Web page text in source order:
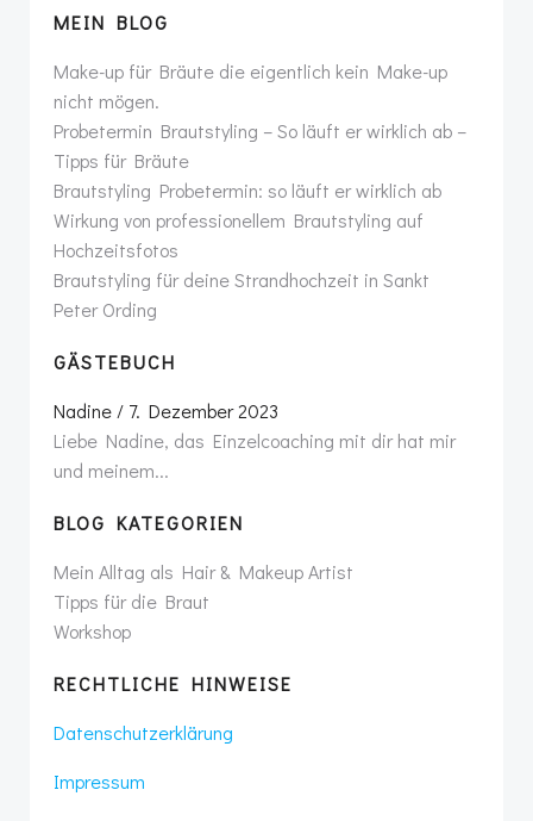
MEIN BLOG
Make-up für Bräute die eigentlich kein Make-up
nicht mögen.
Probetermin Brautstyling – So läuft er wirklich ab –
Tipps für Bräute
Brautstyling Probetermin: so läuft er wirklich ab
Wirkung von professionellem Brautstyling auf
Hochzeitsfotos
Brautstyling für deine Strandhochzeit in Sankt
Peter Ording
GÄSTEBUCH
Nadine / 7. Dezember 2023
Liebe Nadine, das Einzelcoaching mit dir hat mir
und meinem...
BLOG KATEGORIEN
Mein Alltag als Hair & Makeup Artist
Tipps für die Braut
Workshop
RECHTLICHE HINWEISE
Datenschutzerklärung
Impressum